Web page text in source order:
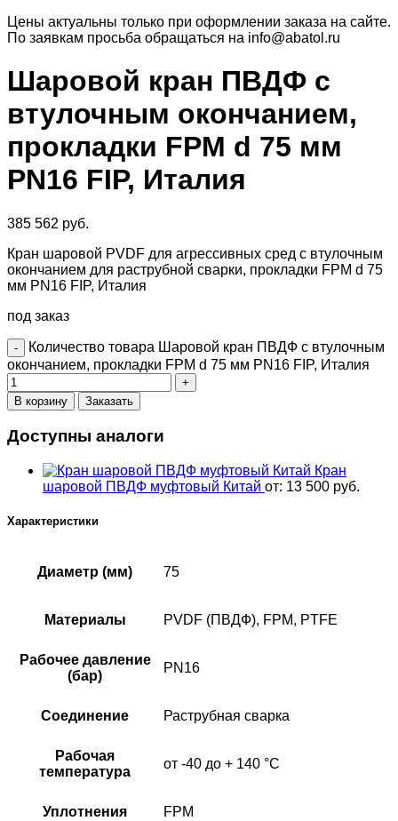
Цены актуальны только при оформлении заказа на сайте.
По заявкам просьба обращаться на info@abatol.ru
Шаровой кран ПВДФ с
втулочным окончанием,
прокладки FPM d 75 мм
PN16 FIP, Италия
385 562 руб.
Кран шаровой PVDF для агрессивных сред с втулочным
окончанием для раструбной сварки, прокладки FPM d 75
мм PN16 FIP, Италия
под заказ
Количество товара Шаровой кран ПВДФ с втулочным
окончанием, прокладки FPM d 75 мм PN16 FIP, Италия
В корзину Заказать
Доступны аналоги
Кран
шаровой ПВДФ муфтовый Китай от: 13 500 руб.
Характеристики
Диаметр (мм) 75
Материалы PVDF (ПВДФ), FPM, PTFE
Рабочее давление
(бар)
PN16
Соединение Раструбная сварка
Рабочая
температура
от -40 до + 140 °C
Уплотнения FPM